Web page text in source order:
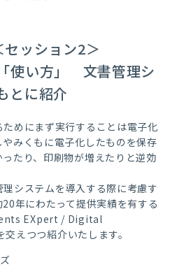
ッション2＞
使い方」 文書管理シ
とに紹介
めにまず実行することは電子化
やみくもに電子化したものを保存
たり、印刷物が増えたりと逆効
システムを導入する際に考慮す
年にわたって提供実績を有する
EXpert / Digital
えつつ紹介いたします。